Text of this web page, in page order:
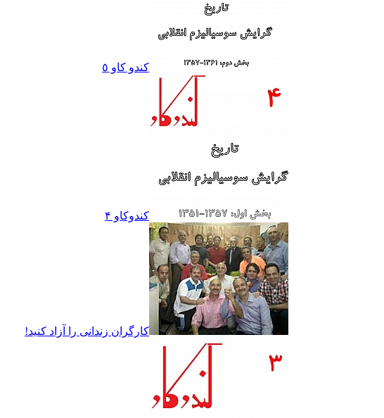
کندو کاو ٥
کندوکاو ۴
کارگران زندانى را آزاد کنيد!